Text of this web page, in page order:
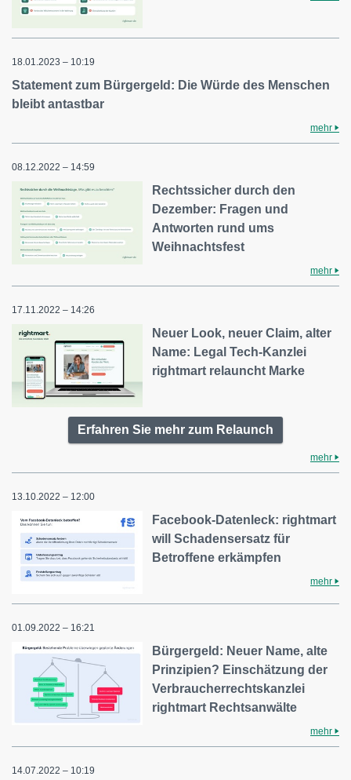
18.01.2023 – 10:19
Statement zum Bürgergeld: Die Würde des Menschen
bleibt antastbar
mehr
08.12.2022 – 14:59
Rechtssicher durch den
Dezember: Fragen und
Antworten rund ums
Weihnachtsfest
mehr
17.11.2022 – 14:26
Neuer Look, neuer Claim, alter
Name: Legal Tech-Kanzlei
rightmart relauncht Marke
Erfahren Sie mehr zum Relaunch
mehr
13.10.2022 – 12:00
Facebook-Datenleck: rightmart
will Schadensersatz für
Betroffene erkämpfen
mehr
01.09.2022 – 16:21
Bürgergeld: Neuer Name, alte
Prinzipien? Einschätzung der
Verbraucherrechtskanzlei
rightmart Rechtsanwälte
mehr
14.07.2022 – 10:19